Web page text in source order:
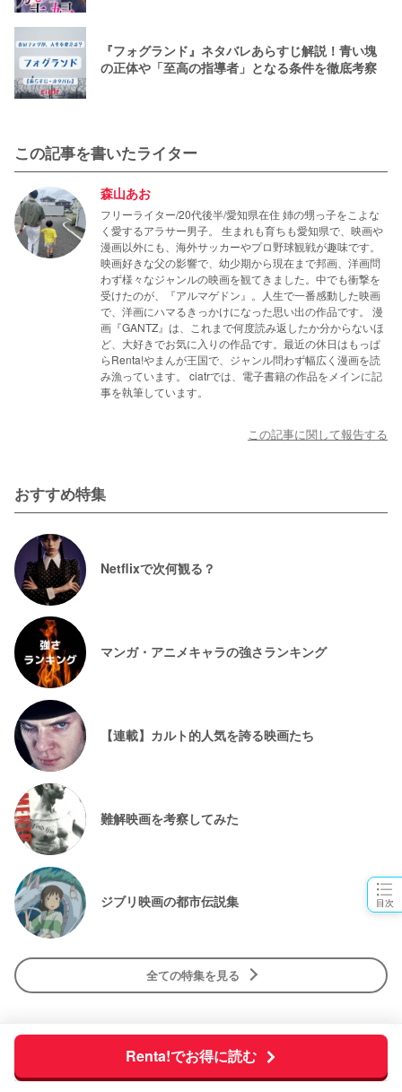
Renta!でお得に読む
目次
『フォグランド』ネタバレあらすじ解説！青い塊
の正体や「至高の指導者」となる条件を徹底考察
この記事を書いたライター
森山あお
フリーライター/20代後半/愛知県在住 姉の甥っ子をこよな
く愛するアラサー男子。 生まれも育ちも愛知県で、映画や
漫画以外にも、海外サッカーやプロ野球観戦が趣味です。
映画好きな父の影響で、幼少期から現在まで邦画、洋画問
わず様々なジャンルの映画を観てきました。中でも衝撃を
受けたのが、『アルマゲドン』。人生で一番感動した映画
で、洋画にハマるきっかけになった思い出の作品です。 漫
画『GANTZ』は、これまで何度読み返したか分からないほ
ど、大好きでお気に入りの作品です。最近の休日はもっぱ
らRenta!やまんが王国で、ジャンル問わず幅広く漫画を読
み漁っています。 ciatrでは、電子書籍の作品をメインに記
事を執筆しています。
この記事に関して報告する
おすすめ特集
Netflixで次何観る？
マンガ・アニメキャラの強さランキング
【連載】カルト的人気を誇る映画たち
難解映画を考察してみた
ジブリ映画の都市伝説集
全ての特集を見る